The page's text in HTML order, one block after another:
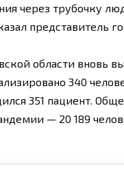
через трубочку
представитель
области вновь
340
351 пациент.
— 20 189